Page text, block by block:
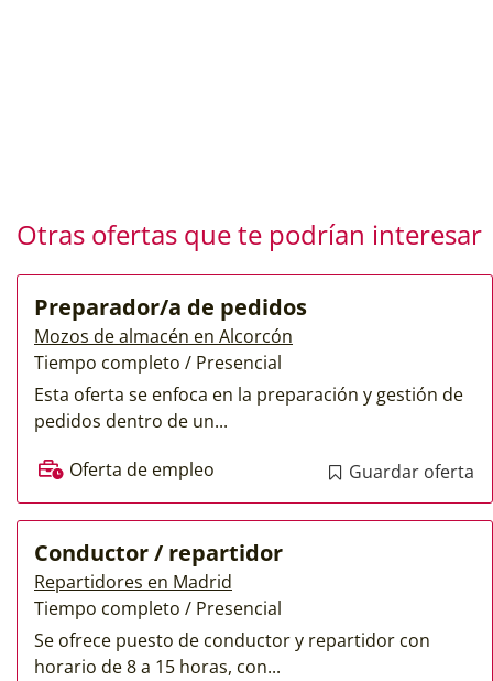
Otras ofertas que te podrían interesar
Preparador/a de pedidos
Mozos de almacén en Alcorcón
Tiempo completo / Presencial
Esta oferta se enfoca en la preparación y gestión de
pedidos dentro de un...
Oferta de empleo
Guardar oferta
Conductor / repartidor
Repartidores en Madrid
Tiempo completo / Presencial
Se ofrece puesto de conductor y repartidor con
horario de 8 a 15 horas, con...